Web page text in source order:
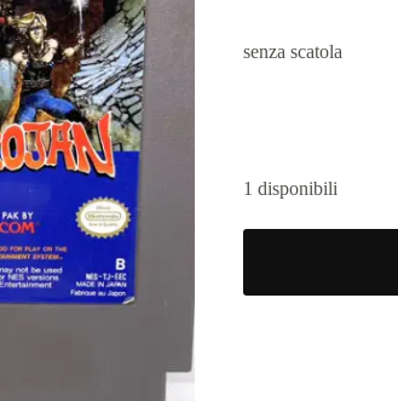
senza scatola
1 disponibili